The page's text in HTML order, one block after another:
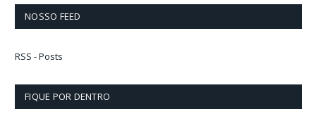
NOSSO FEED
RSS - Posts
FIQUE POR DENTRO